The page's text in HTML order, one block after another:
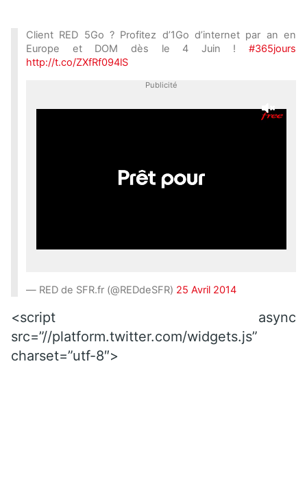
Client RED 5Go ? Profitez d’1Go d’internet par an en
Europe et DOM dès le 4 Juin ! #365jours
http://t.co/ZXfRf094lS
Publicité
— RED de SFR.fr (@REDdeSFR) 25 Avril 2014
<script async
src=”//platform.twitter.com/widgets.js”
charset=”utf-8″>